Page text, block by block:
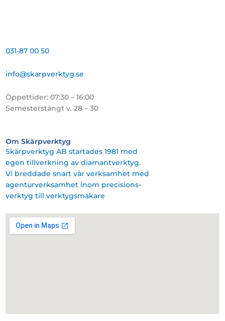
031-87 00 50
info@skarpverktyg.se
Öppettider: 07:30 – 16:00
Semesterstängt v. 28 – 30
Om Skärpverktyg
Skärpverktyg AB startades 1981 med
egen tillverkning av diamantverktyg.
Vi breddade snart vår verksamhet med
agenturverksamhet inom precisions-
verktyg till verktygsmakare